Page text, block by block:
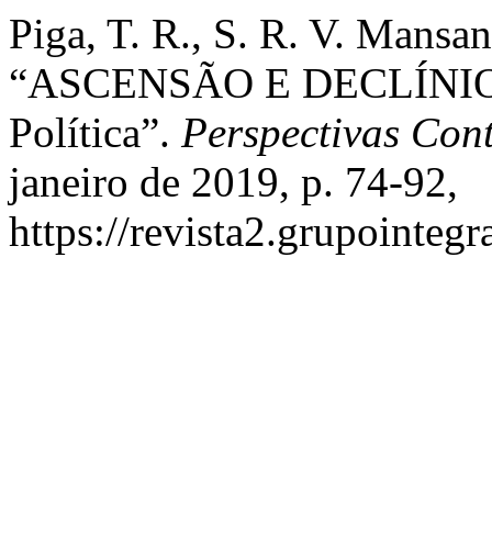
Piga, T. R., S. R. V.
“ASCENSÃO E
Política”. Perspectivas
janeiro de 2019, p. 74-92,
https://